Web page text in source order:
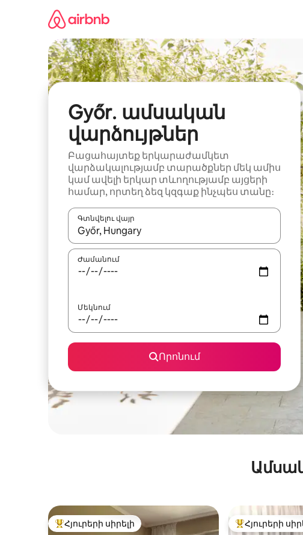
բովանդակությանը
Győr․ ամսական
վարձույթներ
Բացահայտեք երկարաժամկետ
վարձակալությամբ տարածքներ մեկ ամիս
կամ ավելի երկար տևողությամբ այցերի
համար, որտեղ ձեզ կզգաք ինչպես տանը։
Գտնվելու վայր
Երբ արդյունքները հասանելի լինեն, սլաքների
Ժամանում
Մեկնում
Որոնում
Հյուրերի սիրելի լավագույն տները
Հյուրերի սիրելի Հյուրերի
Հյուրերի